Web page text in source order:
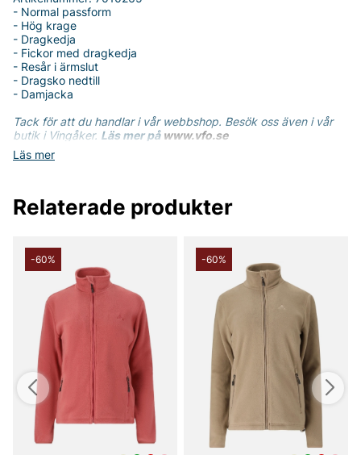
Läs mer
- Normal passform
- Hög krage
- Dragkedja
- Fickor med dragkedja
- Resår i ärmslut
- Dragsko nedtill
- Damjacka
Tack för att du handlar i vår webbshop. Besök oss även i vår
butik i Vingåker. Läs mer på www.vfo.se
Relaterade produkter
-60% -60%